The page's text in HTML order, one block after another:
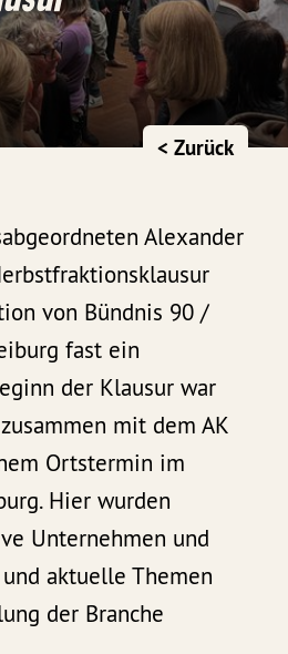
< Zurück
Alexander
von Bündnis 90 /
fast ein
der Klausur war
mit dem AK
Ortstermin im
Hier wurden
Unternehmen und
aktuelle Themen
der Branche